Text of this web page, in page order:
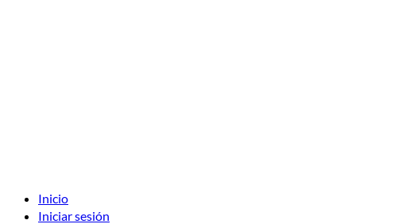
Inicio
Iniciar sesión